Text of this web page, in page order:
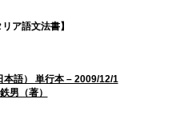
リア語文法書】
本語） 単行本 – 2009/12/1
男（著）